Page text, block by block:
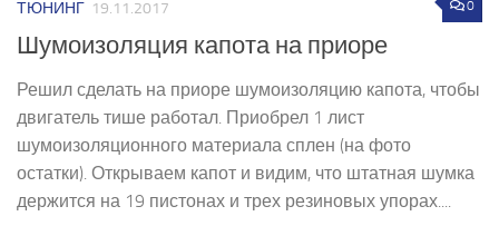
0
ТЮНИНГ 19.11.2017
Шумоизоляция капота на приоре
Решил сделать на приоре шумоизоляцию капота, чтобы
двигатель тише работал. Приобрел 1 лист
шумоизоляционного материала сплен (на фото
остатки). Открываем капот и видим, что штатная шумка
держится на 19 пистонах и трех резиновых упорах....